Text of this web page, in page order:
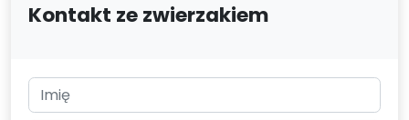
Kontakt ze zwierzakiem